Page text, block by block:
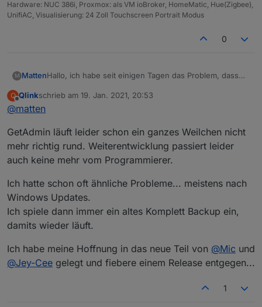
Hardware: NUC 386i, Proxmox: als VM ioBroker, HomeMatic, Hue(Zigbee),
UnifiAC, Visualisierung: 24 Zoll Touchscreen Portrait Modus
0
M MattenHallo, ich habe seit einigen Tagen das Problem, dass
läuft. Ich muss getadmin per Hand starten, beim
Eingabefenster zu öffnen ist getadmin weg. Starte ich
es per Hand funktioniert einmalig das Abschalten des
PC, beim Neustart über wol ist dann wiederum keine
Steuerung möglich.
Hat jemand eine Idee?
Q
Offline
Qlinkschrieb am 19. Jan. 2021, 20:53
zuletzt editiert von
@matten
GetAdmin läuft leider schon ein ganzes Weilchen nicht
mehr richtig rund. Weiterentwicklung passiert leider
auch keine mehr vom Programmierer.
Ich hatte schon oft ähnliche Probleme... meistens nach
Windows Updates.
Ich spiele dann immer ein altes Komplett Backup ein,
damits wieder läuft.
Ich habe meine Hoffnung in das neue Teil von @Mic und
@Jey-Cee gelegt und fiebere einem Release entgegen...
1